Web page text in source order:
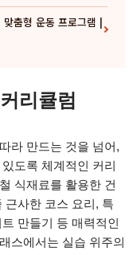
춤형 운동 프로그램 |
리큘럼
라 만드는 것을 넘어,
도록 체계적인 커리
식재료를 활용한 건
근사한 코스 요리, 특
만들기 등 매력적인
스에서는 실습 위주의